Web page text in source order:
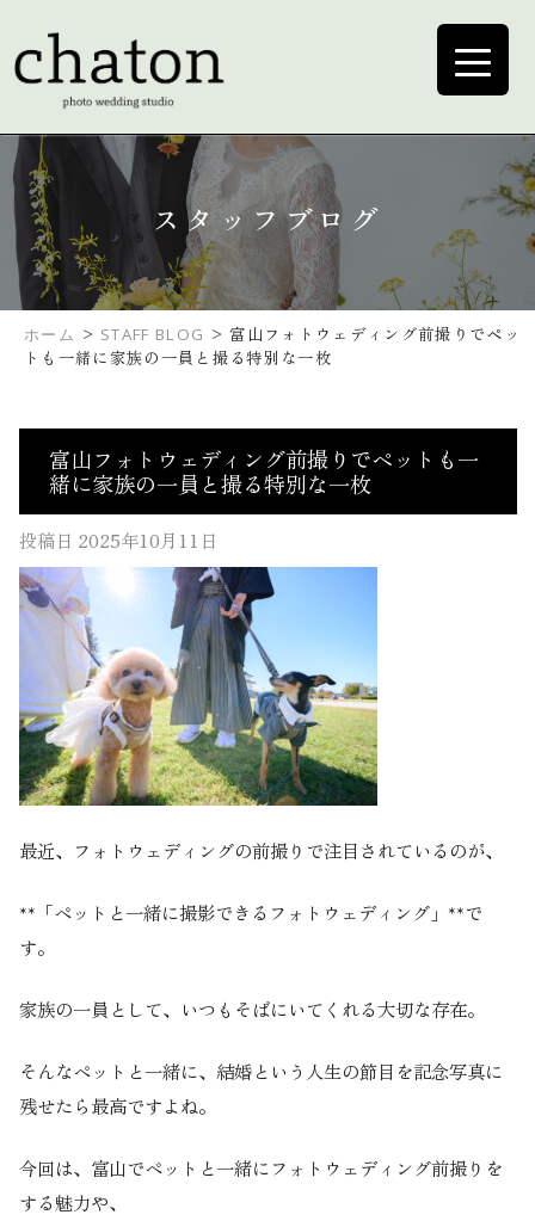
スタッフブログ
ホーム > STAFF BLOG >富山フォトウェディング前撮りでペッ
トも一緒に家族の一員と撮る特別な一枚
富山フォトウェディング前撮りでペットも一
緒に家族の一員と撮る特別な一枚
投稿日 2025年10月11日
最近、フォトウェディングの前撮りで注目されているのが、
**「ペットと一緒に撮影できるフォトウェディング」**で
す。
家族の一員として、いつもそばにいてくれる大切な存在。
そんなペットと一緒に、結婚という人生の節目を記念写真に
残せたら最高ですよね。
今回は、富山でペットと一緒にフォトウェディング前撮りを
する魅力や、